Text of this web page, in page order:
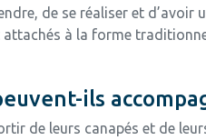
de se réaliser et
attachés à la forme
ils
de leurs canapés et de